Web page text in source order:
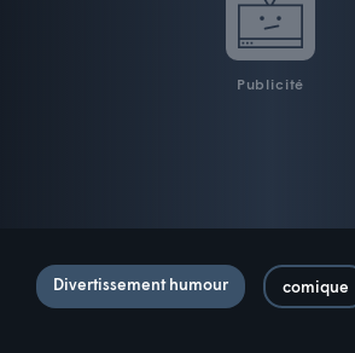
Publicité
Divertissement humour comique